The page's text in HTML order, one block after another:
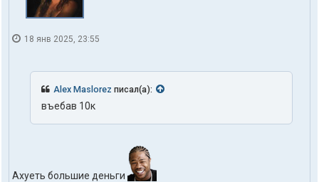
18 янв 2025, 23:55
Alex Maslorez писал(а):
въебав 10к
Ахуеть большие деньги